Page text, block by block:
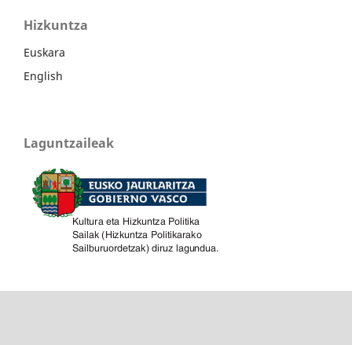
Hizkuntza
Euskara
English
Laguntzaileak